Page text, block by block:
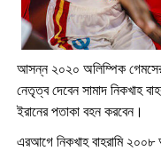
আসন্ন ২০২০ অলিম্পিক গেমসের
নেতৃত্ব দেবেন সামাদ নিকখাহ
ইরানের পতাকা বহন করবেন।
এরআগে নিকখাহ বাহরামি ২০০৮